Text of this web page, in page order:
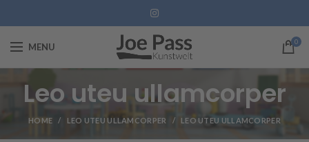
MENU 0
Leo uteu ullamcorper
HOME LEO UTEU ULLAMCORPER LEO UTEU ULLAMCORPER